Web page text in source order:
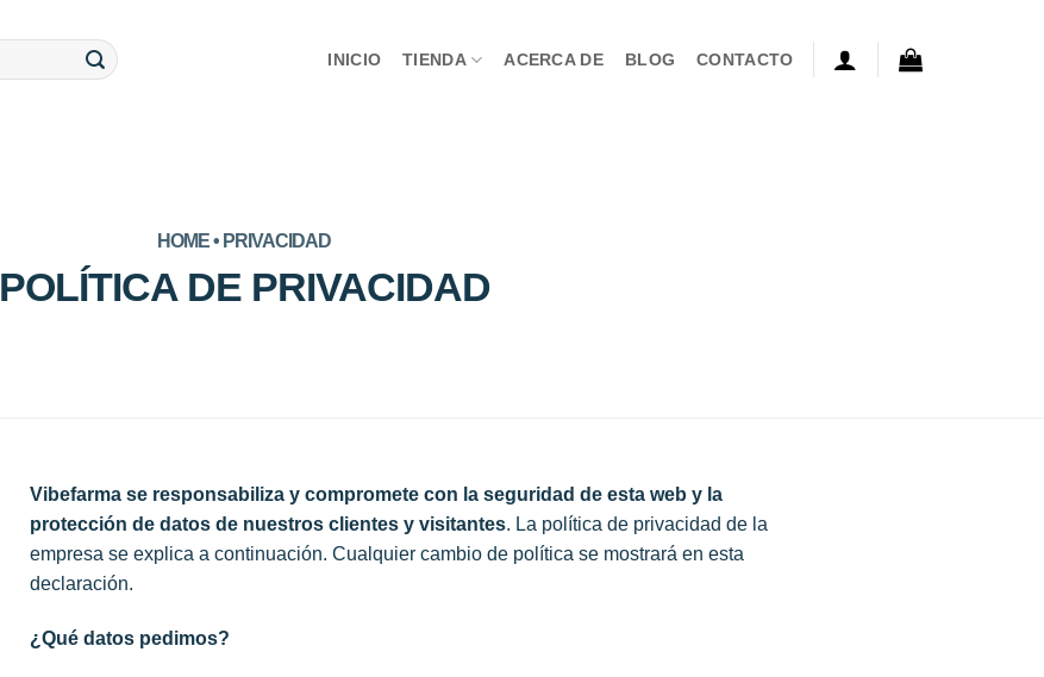
INICIO TIENDA ACERCA DE BLOG CONTACTO
HOME • PRIVACIDAD
POLÍTICA DE PRIVACIDAD
Vibefarma se responsabiliza y compromete con la seguridad de esta web y la
protección de datos de nuestros clientes y visitantes. La política de privacidad de la
empresa se explica a continuación. Cualquier cambio de política se mostrará en esta
declaración.
¿Qué datos pedimos?